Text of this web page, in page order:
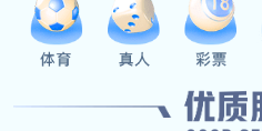
鹏丰精密-如何提高拉伸模
在现代制造业中，拉伸模具
生产效率。为了确保生产的···